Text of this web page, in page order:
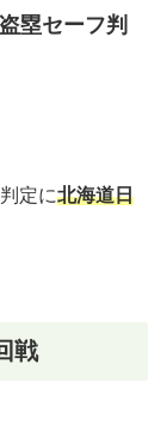
塁セーフ判
定に北海道日
戦